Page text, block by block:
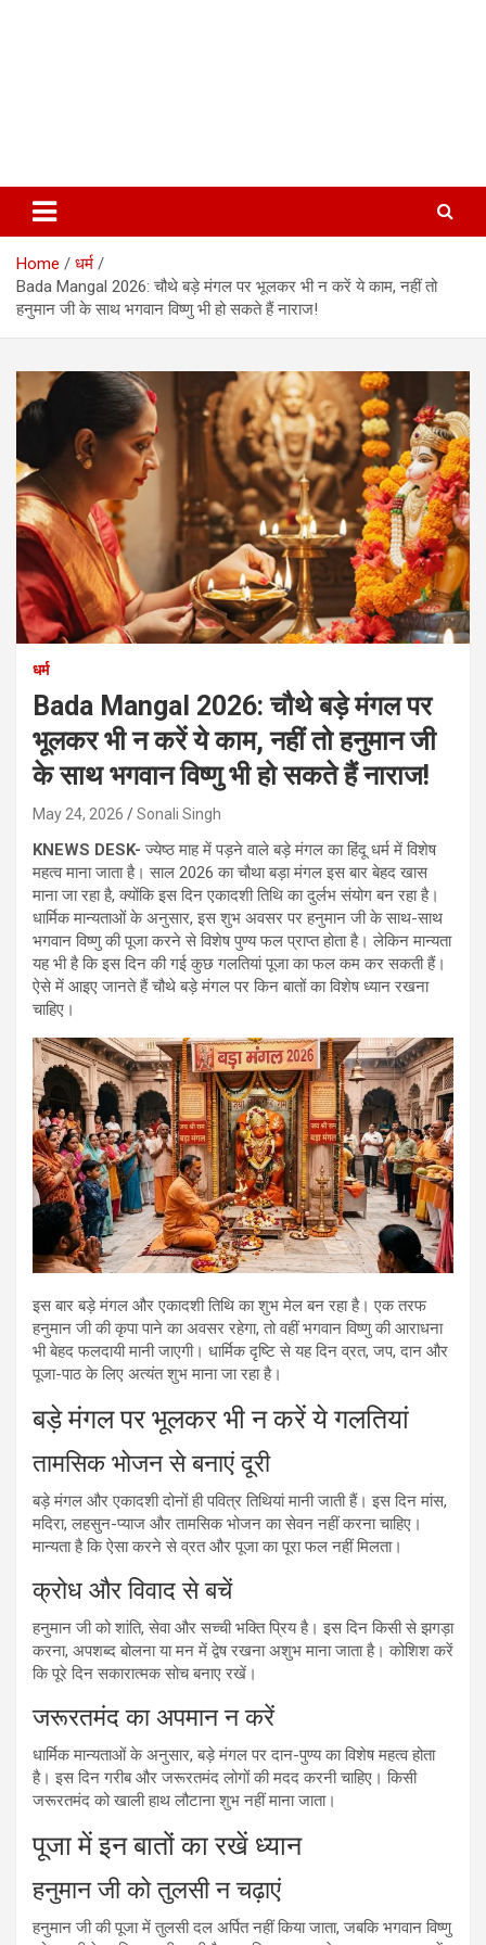
Home
धर्म
Bada Mangal 2026: चौथे बड़े मंगल पर भूलकर भी न करें ये काम, नहीं तो
हनुमान जी के साथ भगवान विष्णु भी हो सकते हैं नाराज!
धर्म
Bada Mangal 2026: चौथे बड़े मंगल पर
भूलकर भी न करें ये काम, नहीं तो हनुमान जी
के साथ भगवान विष्णु भी हो सकते हैं नाराज!
May 24, 2026 Sonali Singh
KNEWS DESK- ज्येष्ठ माह में पड़ने वाले बड़े मंगल का हिंदू धर्म में विशेष
महत्व माना जाता है। साल 2026 का चौथा बड़ा मंगल इस बार बेहद खास
माना जा रहा है, क्योंकि इस दिन एकादशी तिथि का दुर्लभ संयोग बन रहा है।
धार्मिक मान्यताओं के अनुसार, इस शुभ अवसर पर हनुमान जी के साथ-साथ
भगवान विष्णु की पूजा करने से विशेष पुण्य फल प्राप्त होता है। लेकिन मान्यता
यह भी है कि इस दिन की गई कुछ गलतियां पूजा का फल कम कर सकती हैं।
ऐसे में आइए जानते हैं चौथे बड़े मंगल पर किन बातों का विशेष ध्यान रखना
चाहिए।
इस बार बड़े मंगल और एकादशी तिथि का शुभ मेल बन रहा है। एक तरफ
हनुमान जी की कृपा पाने का अवसर रहेगा, तो वहीं भगवान विष्णु की आराधना
भी बेहद फलदायी मानी जाएगी। धार्मिक दृष्टि से यह दिन व्रत, जप, दान और
पूजा-पाठ के लिए अत्यंत शुभ माना जा रहा है।
बड़े मंगल पर भूलकर भी न करें ये गलतियां
तामसिक भोजन से बनाएं दूरी
बड़े मंगल और एकादशी दोनों ही पवित्र तिथियां मानी जाती हैं। इस दिन मांस,
मदिरा, लहसुन-प्याज और तामसिक भोजन का सेवन नहीं करना चाहिए।
मान्यता है कि ऐसा करने से व्रत और पूजा का पूरा फल नहीं मिलता।
क्रोध और विवाद से बचें
हनुमान जी को शांति, सेवा और सच्ची भक्ति प्रिय है। इस दिन किसी से झगड़ा
करना, अपशब्द बोलना या मन में द्वेष रखना अशुभ माना जाता है। कोशिश करें
कि पूरे दिन सकारात्मक सोच बनाए रखें।
जरूरतमंद का अपमान न करें
धार्मिक मान्यताओं के अनुसार, बड़े मंगल पर दान-पुण्य का विशेष महत्व होता
है। इस दिन गरीब और जरूरतमंद लोगों की मदद करनी चाहिए। किसी
जरूरतमंद को खाली हाथ लौटाना शुभ नहीं माना जाता।
पूजा में इन बातों का रखें ध्यान
हनुमान जी को तुलसी न चढ़ाएं
हनुमान जी की पूजा में तुलसी दल अर्पित नहीं किया जाता, जबकि भगवान विष्णु